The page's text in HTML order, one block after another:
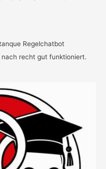
Regelchatbot
recht gut funktioniert.